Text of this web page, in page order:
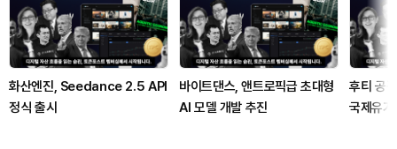
화산엔진, Seedance 2.5 API
정식 출시
바이트댄스, 앤트로픽급 초대형
AI 모델 개발 추진
후티 공
국제유가